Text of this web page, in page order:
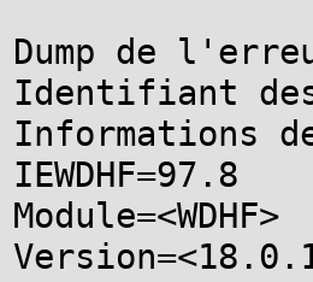
Dump de
Identifiant
Informations
IEWDHF=97.8
Module=<WDHF>